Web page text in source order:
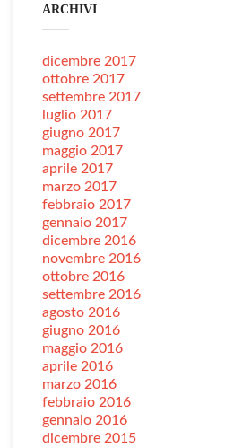
ARCHIVI
dicembre 2017
ottobre 2017
settembre 2017
luglio 2017
giugno 2017
maggio 2017
aprile 2017
marzo 2017
febbraio 2017
gennaio 2017
dicembre 2016
novembre 2016
ottobre 2016
settembre 2016
agosto 2016
giugno 2016
maggio 2016
aprile 2016
marzo 2016
febbraio 2016
gennaio 2016
dicembre 2015